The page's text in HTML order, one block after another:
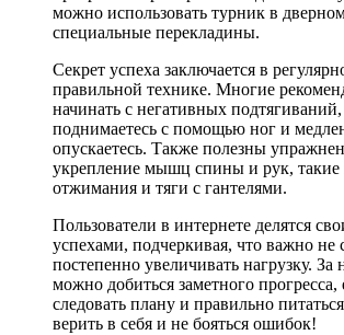
можно использовать турник в
специальные перекладины.
Секрет успеха заключается в
правильной технике. Многие
начинать с негативных
поднимаетесь с помощью ног и
опускаетесь. Также полезны
укрепление мышц спины и рук, такие
отжимания и тяги с гантелями.
Пользователи в интернете делятся
успехами, подчеркивая, что важно не
постепенно увеличивать нагрузку. За
можно добиться заметного прогресса,
следовать плану и правильно
верить в себя и не бояться ошибок!